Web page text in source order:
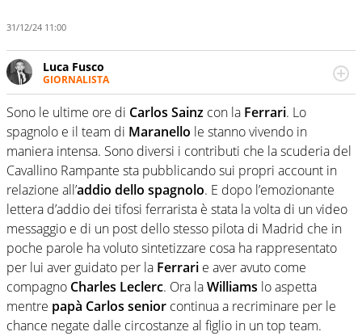
31/12/24 11:00
Luca Fusco
GIORNALISTA
Giornalista multimediale. Quando si accendono i motori,
lui sgasa, impenna, derapa. E spesso e volentieri finisce
sul podio
Sono le ultime ore di Carlos Sainz con la Ferrari. Lo
spagnolo e il team di Maranello le stanno vivendo in
maniera intensa. Sono diversi i contributi che la scuderia del
Cavallino Rampante sta pubblicando sui propri account in
relazione all’addio dello spagnolo. E dopo l’emozionante
lettera d’addio dei tifosi ferrarista è stata la volta di un video
messaggio e di un post dello stesso pilota di Madrid che in
poche parole ha voluto sintetizzare cosa ha rappresentato
per lui aver guidato per la Ferrari e aver avuto come
compagno Charles Leclerc. Ora laWilliams lo aspetta
mentre papà Carlos senior continua a recriminare per le
chance negate dalle circostanze al figlio in un top team.